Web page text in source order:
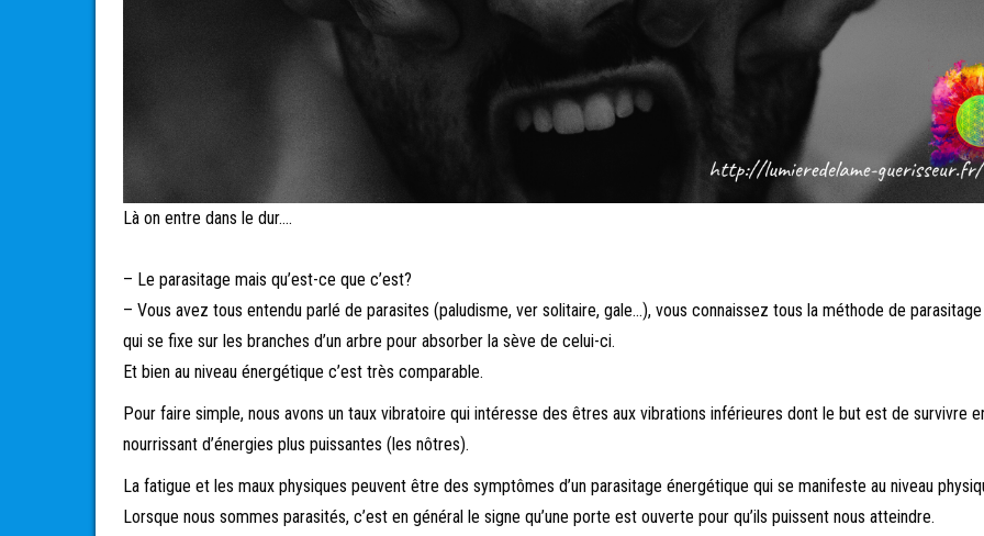
Là on entre dans le dur….
– Le parasitage mais qu’est-ce que c’est?
– Vous avez tous entendu parlé de parasites (paludisme, ver solitaire, gale…), vous connaissez tous la méthode de
qui se fixe sur les branches d’un arbre pour absorber la sève de celui-ci.
Et bien au niveau énergétique c’est très comparable.
Pour faire simple, nous avons un taux vibratoire qui intéresse des êtres aux vibrations inférieures dont le but est de survivre
nourrissant d’énergies plus puissantes (les nôtres).
La fatigue et les maux physiques peuvent être des symptômes d’un parasitage énergétique qui se manifeste au niveau
Lorsque nous sommes parasités, c’est en général le signe qu’une porte est ouverte pour qu’ils puissent nous atteindre.